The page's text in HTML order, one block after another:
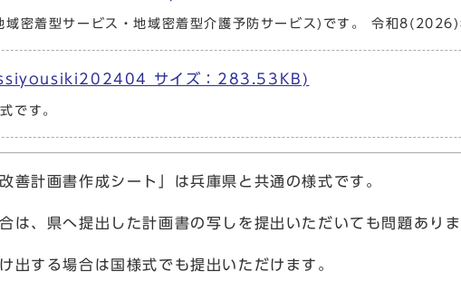
域密着型サービス・地域密着型介護予防サービス)です。 令和8(2026)
サイズ：283.53KB)
です。
善計画書作成シート」は兵庫県と共通の様式です。
は、県へ提出した計画書の写しを提出いただいても問題ありま
出する場合は国様式でも提出いただけます。